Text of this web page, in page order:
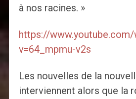
à nos racines. »
https://www.youtube.com/
v=64_mpmu-v2s
Les nouvelles de la
interviennent alors que la